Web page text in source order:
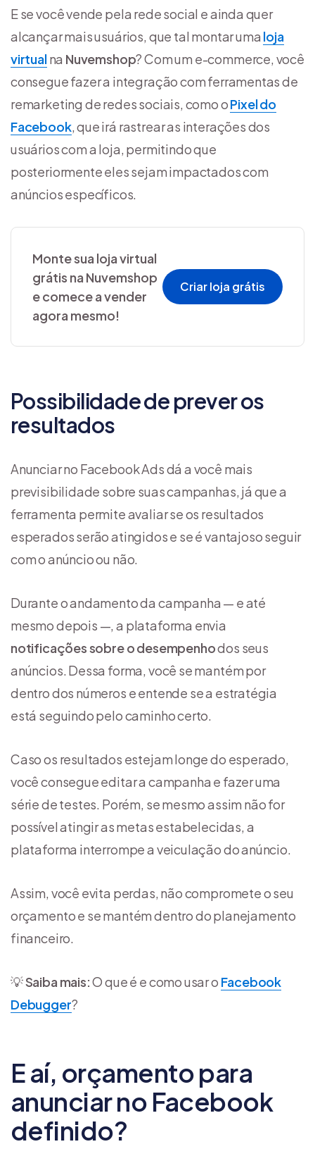
E se você vende pela rede social e ainda quer
alcançar mais usuários, que tal montar uma loja
virtualna Nuvemshop? Com um e-commerce, você
consegue fazer a integração com ferramentas de
remarketing de redes sociais, como oPixel do
Facebook, que irá rastrear as interações dos
usuários com a loja, permitindo que
posteriormente eles sejam impactados com
anúncios específicos.
Monte sua loja virtual
grátis na Nuvemshop
e comece a vender
agora mesmo!
Criar loja grátis
Possibilidade de prever os
resultados
Anunciar no Facebook Ads dá a você mais
previsibilidade sobre suas campanhas, já que a
ferramenta permite avaliar se os resultados
esperados serão atingidos e se é vantajoso seguir
com o anúncio ou não.
Durante o andamento da campanha — e até
mesmo depois —, a plataforma envia
notificações sobre o desempenhodos seus
anúncios. Dessa forma, você se mantém por
dentro dos números e entende se a estratégia
está seguindo pelo caminho certo.
Caso os resultados estejam longe do esperado,
você consegue editar a campanha e fazer uma
série de testes. Porém, se mesmo assim não for
possível atingir as metas estabelecidas, a
plataforma interrompe a veiculação do anúncio.
Assim, você evita perdas, não compromete o seu
orçamento e se mantém dentro do planejamento
financeiro.
💡Saiba mais:O que é e como usar o Facebook
Debugger?
E aí, orçamento para
anunciar no Facebook
definido?